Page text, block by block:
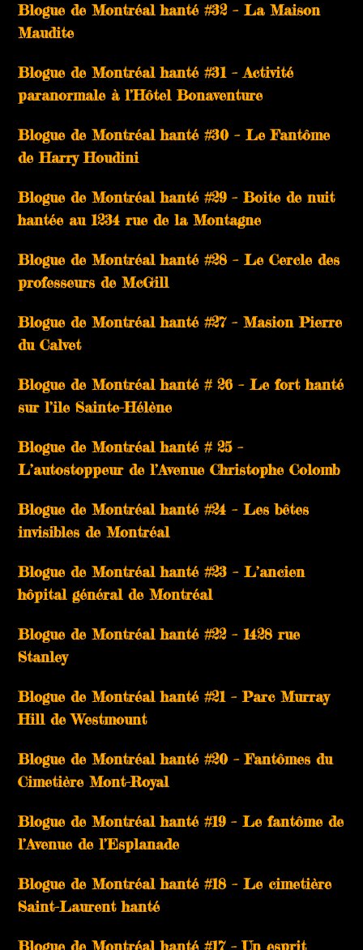
Blogue de Montréal hanté #32 – La Maison
Maudite
Blogue de Montréal hanté #31 – Activité
paranormale à l’Hôtel Bonaventure
Blogue de Montréal hanté #30 – Le Fantôme
de Harry Houdini
Blogue de Montréal hanté #29 – Boite de nuit
hantée au 1234 rue de la Montagne
Blogue de Montréal hanté #28 – Le Cercle des
professeurs de McGill
Blogue de Montréal hanté #27 – Masion Pierre
du Calvet
Blogue de Montréal hanté # 26 – Le fort hanté
sur l’ile Sainte-Hélène
Blogue de Montréal hanté # 25 –
L’autostoppeur de l’Avenue Christophe Colomb
Blogue de Montréal hanté #24 – Les bêtes
invisibles de Montréal
Blogue de Montréal hanté #23 – L’ancien
hôpital général de Montréal
Blogue de Montréal hanté #22 – 1428 rue
Stanley
Blogue de Montréal hanté #21 – Parc Murray
Hill de Westmount
Blogue de Montréal hanté #20 – Fantômes du
Cimetière Mont-Royal
Blogue de Montréal hanté #19 – Le fantôme de
l’Avenue de l’Esplanade
Blogue de Montréal hanté #18 – Le cimetière
Saint-Laurent hanté
Blogue de Montréal hanté #17 – Un esprit